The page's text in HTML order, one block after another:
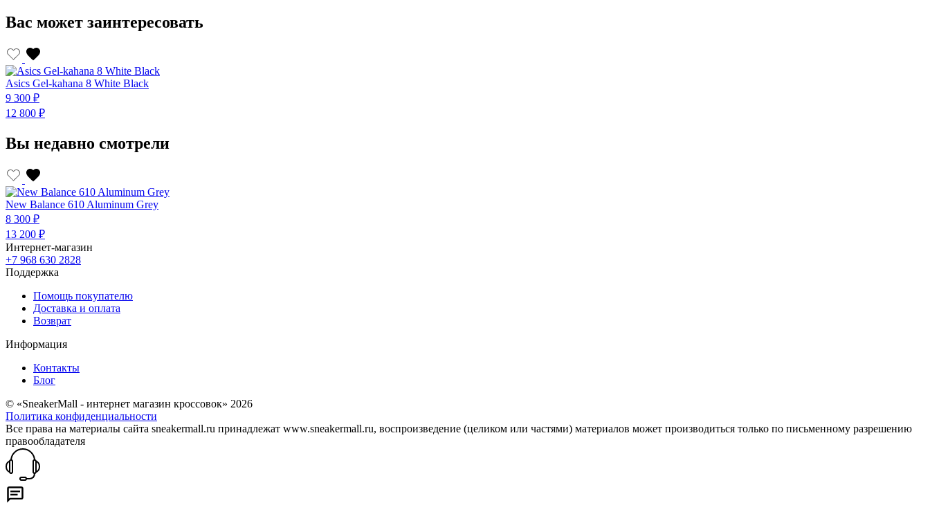
Вас может заинтересовать
Asics Gel-kahana 8 White Black
9 300 ₽
12 800 ₽
Вы недавно смотрели
New Balance 610 Aluminum Grey
8 300 ₽
13 200 ₽
Интернет-магазин
+7 968 630 2828
Поддержка
Помощь покупателю
Доставка и оплата
Возврат
Информация
Контакты
Блог
© «SneakerMall - интернет магазин кроссовок» 2026
Политика конфиденциальности
Все права на материалы сайта sneakermall.ru принадлежат www.sneakermall.ru, воспроизведение (целиком или частями) материалов может производиться только по письменному разрешению
правообладателя